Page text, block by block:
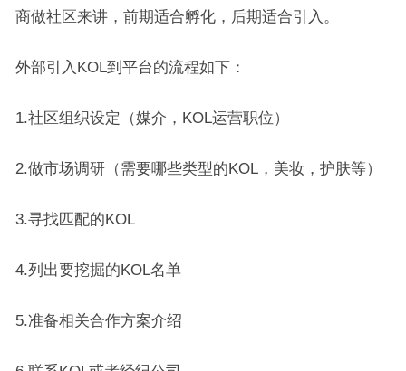
商做社区来讲，前期适合孵化，后期适合引入。
外部引入KOL到平台的流程如下：
1.社区组织设定（媒介，KOL运营职位）
2.做市场调研（需要哪些类型的KOL，美妆，护肤等）
3.寻找匹配的KOL
4.列出要挖掘的KOL名单
5.准备相关合作方案介绍